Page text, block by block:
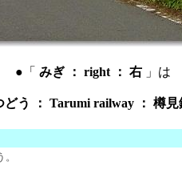
●「 みぎ ： right ： 右」は
どう ： Tarumi railway ： 樽見